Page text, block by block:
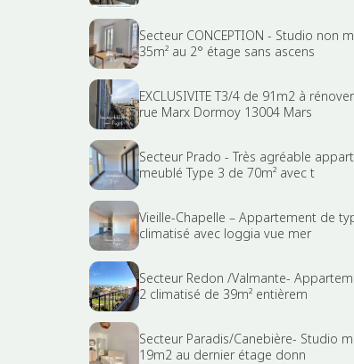
Secteur CONCEPTION - Studio non
35m² au 2° étage sans ascens
EXCLUSIVITE T3/4 de 91m2 à
rue Marx Dormoy 13004 Mars
Secteur Prado - Très agréable
meublé Type 3 de 70m² avec t
Vieille-Chapelle – Appartement de
climatisé avec loggia vue mer
Secteur Redon /Valmante-
2 climatisé de 39m² entièrem
Secteur Paradis/Canebière- Studio
19m2 au dernier étage donn